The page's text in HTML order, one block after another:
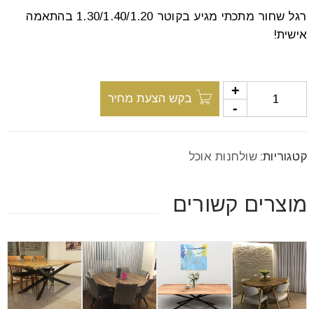
רגל שחור מתכתי מגיע בקוטר 1.30/1.40/1.20 בהתאמה
אישית!
בקש הצעת מחיר
קטגוריות: שולחנות אוכל
מוצרים קשורים
font_download
כל
האפשרויות